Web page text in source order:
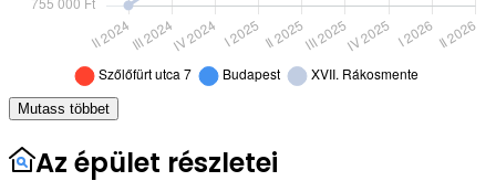
Mutass többet
Az épület részletei